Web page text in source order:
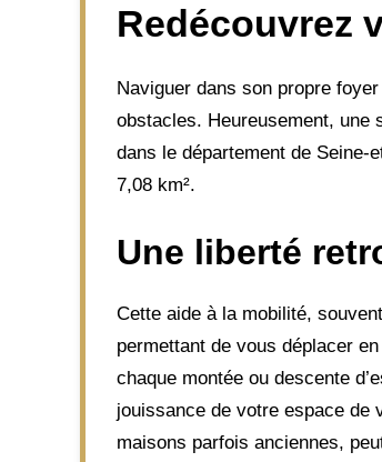
Redécouvrez
Naviguer dans son propre
obstacles. Heureusement, une
dans le département de Seine-
7,08 km².
Une liberté
Cette aide à la mobilité,
permettant de vous déplacer
chaque montée ou descente
jouissance de votre espace de
maisons parfois anciennes,